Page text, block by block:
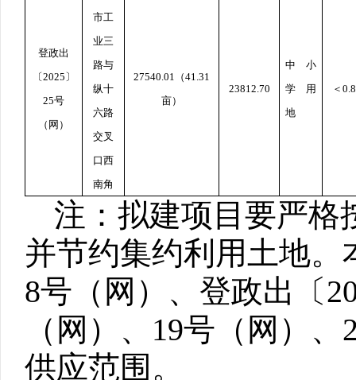
登政出
〔2025 〕
25号
（网）
市工
业三
路与
纵十
六路
交叉
口西
南角
27540.01 （41.31
亩）
23812.70
中小
学用
地
＜ 0.8
注：拟建项目要严格
并节约集约利用土地
8号（网）、登政出〔
（网）、 19号（网）、
供应范围。